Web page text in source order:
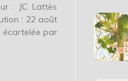
: JC Lattès
: 22 août
écartelée par